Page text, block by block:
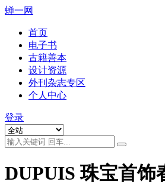
蝉一网
首页
电子书
古籍善本
设计资源
外刊杂志专区
个人中心
登录
DUPUIS 珠宝首饰